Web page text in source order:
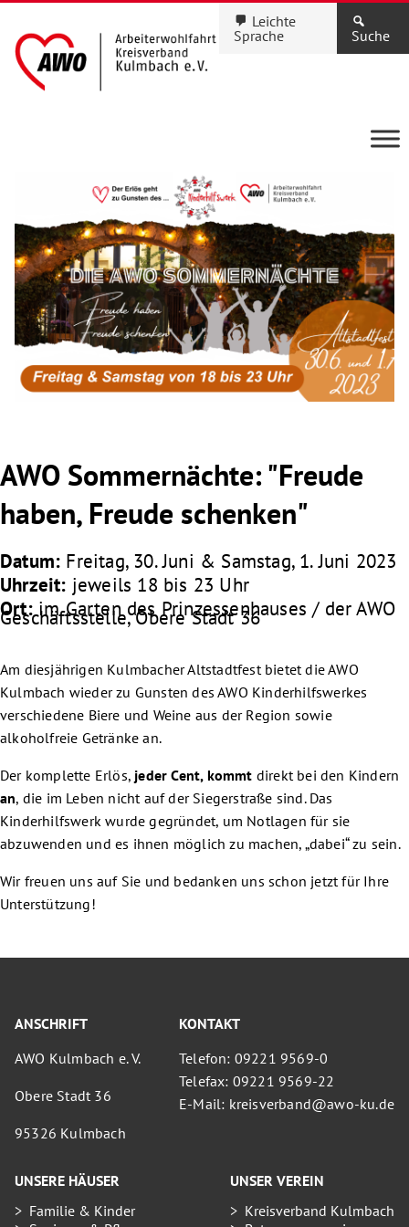
Leichte
Sprache
Suche
AWO Sommernächte: "Freude
haben, Freude schenken"
Datum: Freitag, 30. Juni & Samstag, 1. Juni 2023
Uhrzeit: jeweils 18 bis 23 Uhr
Ort:im Garten des Prinzessenhauses / der AWO
Geschäftsstelle, Obere Stadt 36
Am diesjährigen Kulmbacher Altstadtfest bietet die AWO
Kulmbach wieder zu Gunsten des AWO Kinderhilfswerkes
verschiedene Biere und Weine aus der Region sowie
alkoholfreie Getränke an.
Der komplette Erlös, jeder Cent, kommt direkt bei den Kindern
an, die im Leben nicht auf der Siegerstraße sind. Das
Kinderhilfswerk wurde gegründet, um Notlagen für sie
abzuwenden und es ihnen möglich zu machen, „dabei“ zu sein.
Wir freuen uns auf Sie und bedanken uns schon jetzt für Ihre
Unterstützung!
ANSCHRIFT
AWO Kulmbach e. V.
Obere Stadt 36
95326 Kulmbach
KONTAKT
Telefon: 09221 9569-0
Telefax: 09221 9569-22
E-Mail: kreisverband@awo-ku.de
UNSERE HÄUSER
Familie & Kinder
UNSER VEREIN
Kreisverband Kulmbach